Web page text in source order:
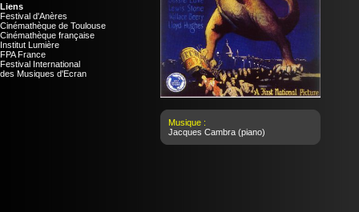
Liens
Festival d'Anères
Cinémathèque de Toulouse
Cinémathèque française
Institut Lumière
FPA France
Festival International
des Musiques d'Ecran
Musique :
Jacques Cambra (piano)